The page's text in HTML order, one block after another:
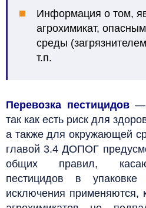
Информация о том,
агрохимикат,
среды
т.п.
Перевозка пестицидов—
так как есть риск для
а также для окружающей
главой 3.4 ДОПОГ
общих правил,
пестицидов в
исключения применяются,